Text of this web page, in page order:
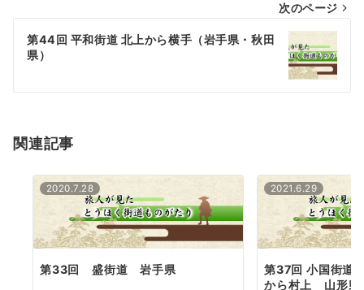
ビ
ゲ
シ
ン
次のページ
第44回 平和街道 北上から横手（岩手県・秋田
県）
関連記事
2020.7.28
第33回 盛街道 岩手県
2021.6.29
第37回 小国街道
から村上 山形県